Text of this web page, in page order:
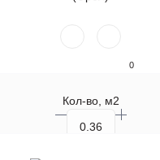
0
Кол-во, м2